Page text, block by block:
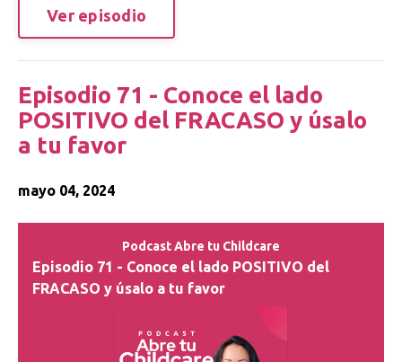
Ver episodio
Episodio 71 - Conoce el lado
POSITIVO del FRACASO y úsalo
a tu favor
mayo 04, 2024